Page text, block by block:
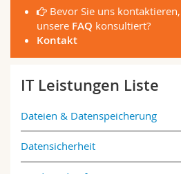
Bevor Sie uns
unsere FAQ konsultiert?
Kontakt
IT Leistungen Liste
Dateien & Datenspeicherung
Datensicherheit